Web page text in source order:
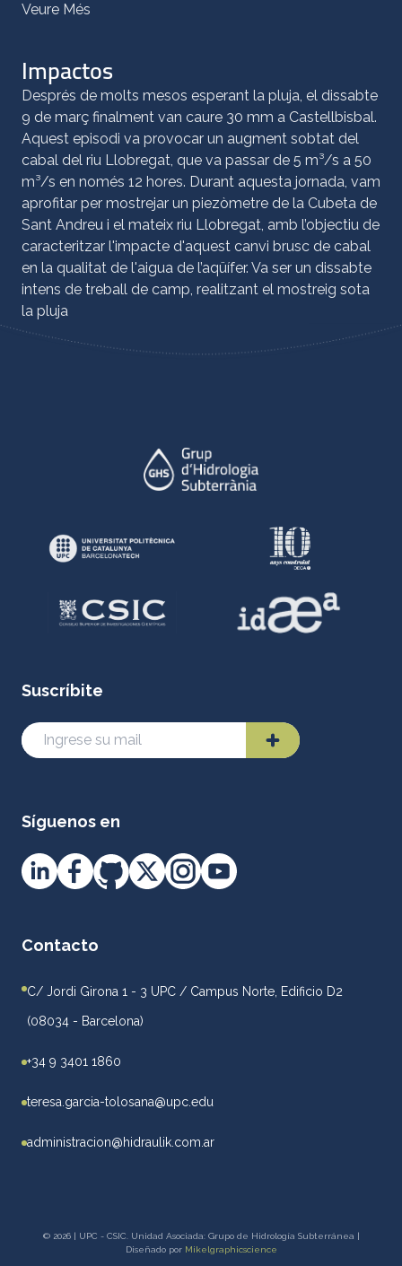
Veure Més
Impactos
Després de molts mesos esperant la pluja, el dissabte
9 de març finalment van caure 30 mm a Castellbisbal.
Aquest episodi va provocar un augment sobtat del
cabal del riu Llobregat, que va passar de 5 m³/s a 50
m³/s en només 12 hores. Durant aquesta jornada, vam
aprofitar per mostrejar un piezòmetre de la Cubeta de
Sant Andreu i el mateix riu Llobregat, amb l’objectiu de
caracteritzar l'impacte d'aquest canvi brusc de cabal
en la qualitat de l'aigua de l’aqüífer. Va ser un dissabte
intens de treball de camp, realitzant el mostreig sota
la pluja
Suscríbite
Síguenos en
Contacto
C/ Jordi Girona 1 - 3 UPC / Campus Norte, Edificio D2
(08034 - Barcelona)
+34 9 3401 1860
teresa.garcia-tolosana@upc.edu
administracion@hidraulik.com.ar
© 2026 | UPC - CSIC. Unidad Asociada: Grupo de Hidrología Subterránea |
Diseñado por Mikelgraphicscience